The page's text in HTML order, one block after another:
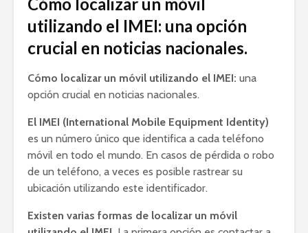
utilizando el IMEI: una opción
crucial en noticias nacionales.
Cómo localizar un móvil utilizando el IMEI: una
opción crucial en noticias nacionales.
El IMEI (International Mobile Equipment Identity)
es un número único que identifica a cada teléfono
móvil en todo el mundo. En casos de pérdida o robo
de un teléfono, a veces es posible rastrear su
ubicación utilizando este identificador.
Existen varias formas de localizar un móvil